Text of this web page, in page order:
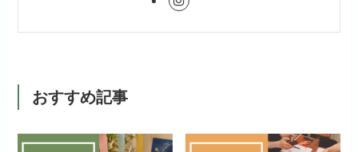
おすすめ記事